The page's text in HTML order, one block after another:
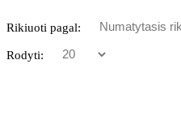
Rikiuoti pagal:
Rodyti: